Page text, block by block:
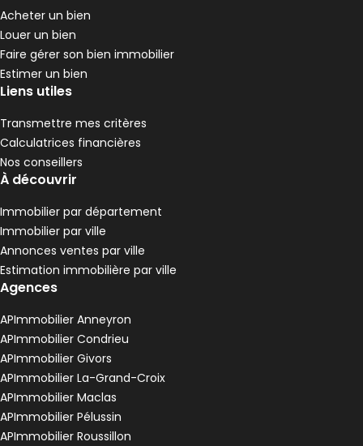
82 000 €
Saint-Jacques-d'Atticieux - 07340
Terrain • 895 m²
Terrain 895 m²
• 906 m² Saint-Jacques-d'Atticieux
82 000 €
Saint-Jacques-d'Atticieux - 07340
Terrain • 906 m²
126 m² 4 pièces Saint-Appolinard
Aller à l'image1
Aller à l'image2
Aller à l'image3
Aller à l'image4
Aller à l'image5
Acheter un bien
Louer un bien
Faire gérer son bien immobilier
Estimer un bien
Liens utiles
Transmettre mes critères
Calculatrices financières
Nos conseillers
À découvrir
Immobilier par département
Immobilier par ville
Annonces ventes par ville
Estimation immobilière par ville
Agences
APImmobilier Anneyron
APImmobilier Condrieu
APImmobilier Givors
APImmobilier La-Grand-Croix
APImmobilier Maclas
APImmobilier Pélussin
APImmobilier Roussillon